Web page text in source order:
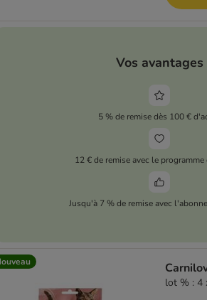
Vos avantages
5 % de remise dès 100 €
12 € de remise avec le
Jusqu'à 7 % de remise avec
lot % : 4